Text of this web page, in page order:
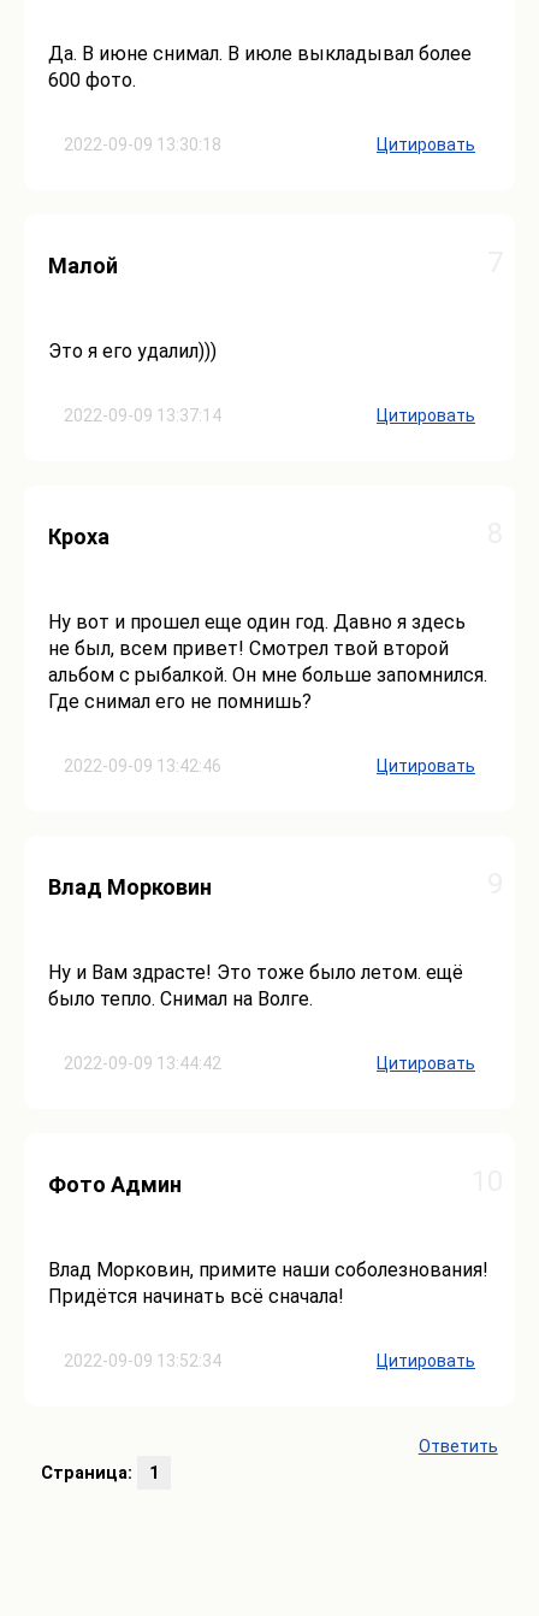
2022-09-09 13:30:18
Да. В июне снимал. В июле выкладывал более
600 фото.
Цитировать
2022-09-09 13:37:14
Малой
Это я его удалил)))
Цитировать
2022-09-09 13:42:46
Кроха
Ну вот и прошел еще один год. Давно я здесь
не был, всем привет! Смотрел твой второй
альбом с рыбалкой. Он мне больше запомнился.
Где снимал его не помнишь?
Цитировать
2022-09-09 13:44:42
Влад Морковин
Ну и Вам здрасте! Это тоже было летом. ещё
было тепло. Снимал на Волге.
Цитировать
2022-09-09 13:52:34
Фото Админ
Влад Морковин, примите наши соболезнования!
Придётся начинать всё сначала!
Цитировать
Ответить
Страница:
1